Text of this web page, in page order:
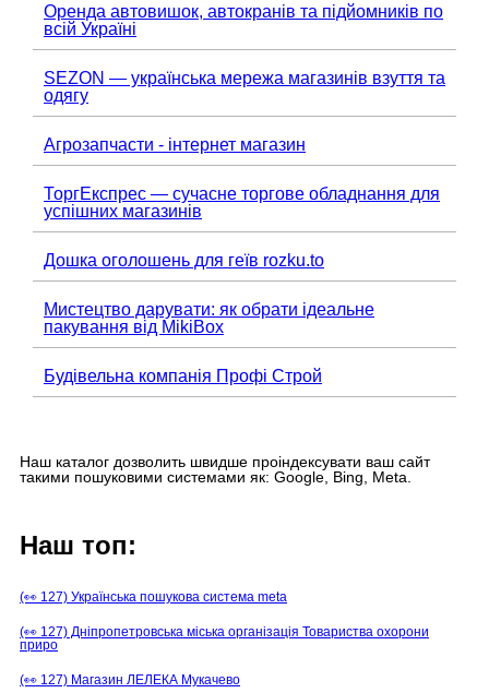
Оренда автовишок, автокранів та підйомників по
всій Україні
SEZON — українська мережа магазинів взуття та
одягу
Агрозапчасти - інтернет магазин
ТоргЕкспрес — сучасне торгове обладнання для
успішних магазинів
Дошка оголошень для геїв rozku.to
Мистецтво дарувати: як обрати ідеальне
пакування від MikiBox
Будівельна компанія Профі Строй
Наш каталог дозволить швидше проіндексувати ваш сайт
такими пошуковими системами як: Google, Bing, Meta.
Наш топ:
(👀 127) Українська пошукова система meta
(👀 127) Дніпропетровська міська організація Товариства охорони
приро
(👀 127) Магазин ЛЕЛЕКА Мукачево